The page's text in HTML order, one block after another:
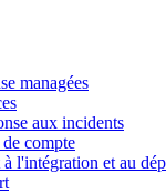
managées
aux incidents
compte
l'intégration et au